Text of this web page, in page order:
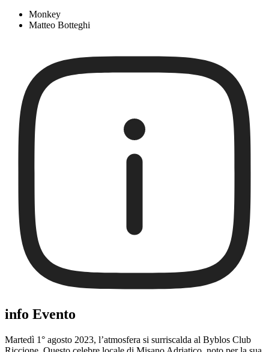
Monkey
Matteo Botteghi
info Evento
Martedì 1° agosto 2023, l’atmosfera si surriscalda al Byblos Club